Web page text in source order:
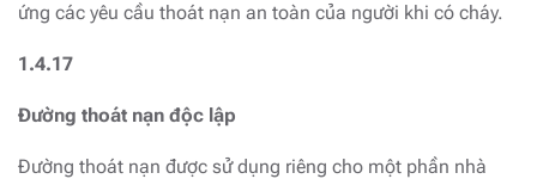
ứng các yêu cầu thoát nạn an toàn của người khi có cháy.
1.4.17
Đường thoát nạn độc lập
Đường thoát nạn được sử dụng riêng cho một phần nhà